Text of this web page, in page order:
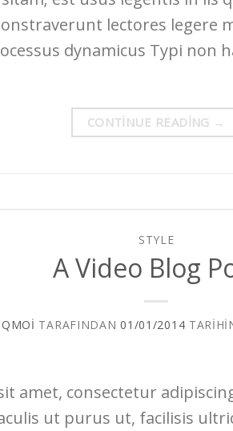
lectores legere
dynamicus Typi non
CONTINUE READING →
STYLE
A Video Blog
TARAFINDAN 01/01/2014
amet, consectetur
ut purus ut, facilisis